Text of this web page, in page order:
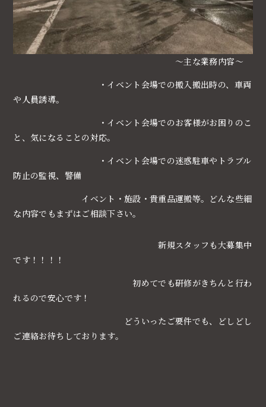
～主な業務内容～
・イベント会場での搬入搬出時の、車両
や人員誘導。
・イベント会場でのお客様がお困りのこ
と、気になることの対応。
・イベント会場での迷惑駐車やトラブル
防止の監視、警備
イベント・施設・貴重品運搬等。どんな些細
な内容でもまずはご相談下さい。
新規スタッフも大募集中
です！！！！
初めてでも研修がきちんと行わ
れるので安心です！
どういったご要件でも、どしどし
ご連絡お待ちしております。